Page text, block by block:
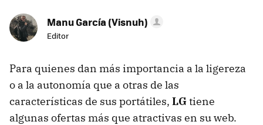
Manu García (Visnuh)
Editor
Para quienes dan más importancia a la ligereza
o a la autonomía que a otras de las
características de sus portátiles, LGtiene
algunas ofertas más que atractivas en su web.